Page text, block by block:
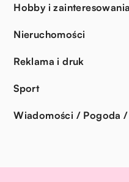
Hobby i zainteresowania
Nieruchomości
Reklama i druk
Sport
Wiadomości / Pogoda